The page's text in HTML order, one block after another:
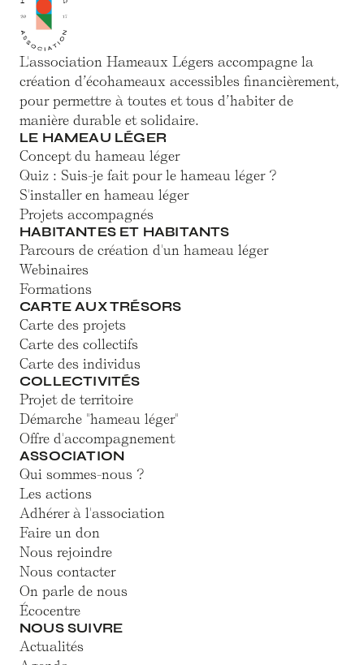
L'association Hameaux Légers accompagne la
création d’écohameaux accessibles financièrement,
pour permettre à toutes et tous d’habiter de
manière durable et solidaire.
LE HAMEAU LÉGER
Concept du hameau léger
Quiz : Suis-je fait pour le hameau léger ?
S'installer en hameau léger
Projets accompagnés
HABITANTES ET HABITANTS
Parcours de création d'un hameau léger
Webinaires
Formations
CARTE AUX TRÉSORS
Carte des projets
Carte des collectifs
Carte des individus
COLLECTIVITÉS
Projet de territoire
Démarche "hameau léger"
Offre d'accompagnement
ASSOCIATION
Qui sommes-nous ?
Les actions
Adhérer à l'association
Faire un don
Nous rejoindre
Nous contacter
On parle de nous
Écocentre
NOUS SUIVRE
Actualités